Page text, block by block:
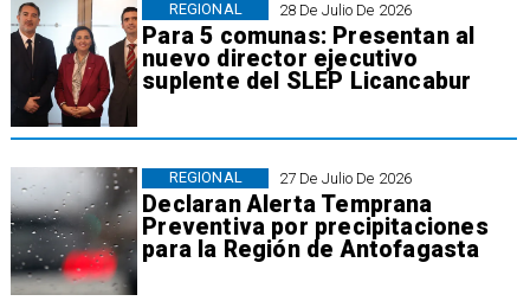
28 De Julio De 2026
Para 5 comunas: Presentan al
nuevo director ejecutivo
suplente del SLEP Licancabur
REGIONAL
27 De Julio De 2026
Declaran Alerta Temprana
Preventiva por precipitaciones
para la Región de Antofagasta
REGIONAL